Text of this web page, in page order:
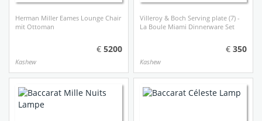
Herman Miller Eames Lounge Chair
mit Ottoman
5200
Kashew
Villeroy & Boch Serving plate (7) -
La Boule Miami Dinnerware Set
350
Kashew